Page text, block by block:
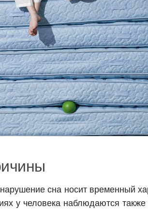
сна носит временный
у человека наблюдаются